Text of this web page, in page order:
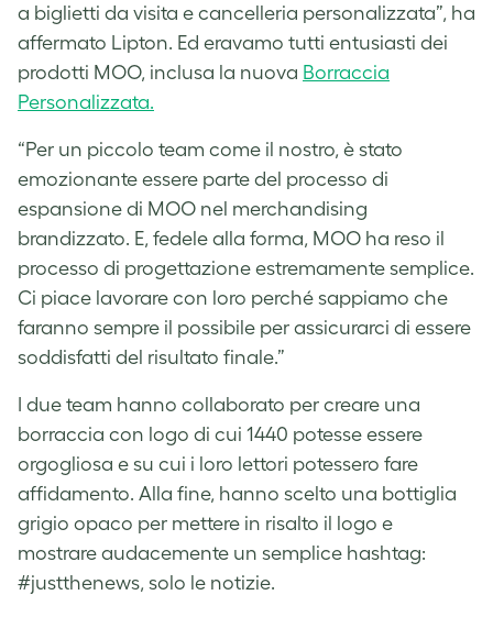
a biglietti da visita e cancelleria personalizzata”, ha
affermato Lipton. Ed eravamo tutti entusiasti dei
prodotti MOO, inclusa la nuova Borraccia
Personalizzata.
“Per un piccolo team come il nostro, è stato
emozionante essere parte del processo di
espansione di MOO nel merchandising
brandizzato. E, fedele alla forma, MOO ha reso il
processo di progettazione estremamente semplice.
Ci piace lavorare con loro perché sappiamo che
faranno sempre il possibile per assicurarci di essere
soddisfatti del risultato finale.”
I due team hanno collaborato per creare una
borraccia con logo di cui 1440 potesse essere
orgogliosa e su cui i loro lettori potessero fare
affidamento. Alla fine, hanno scelto una bottiglia
grigio opaco per mettere in risalto il logo e
mostrare audacemente un semplice hashtag:
#justthenews, solo le notizie.